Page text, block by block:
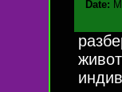
Date: